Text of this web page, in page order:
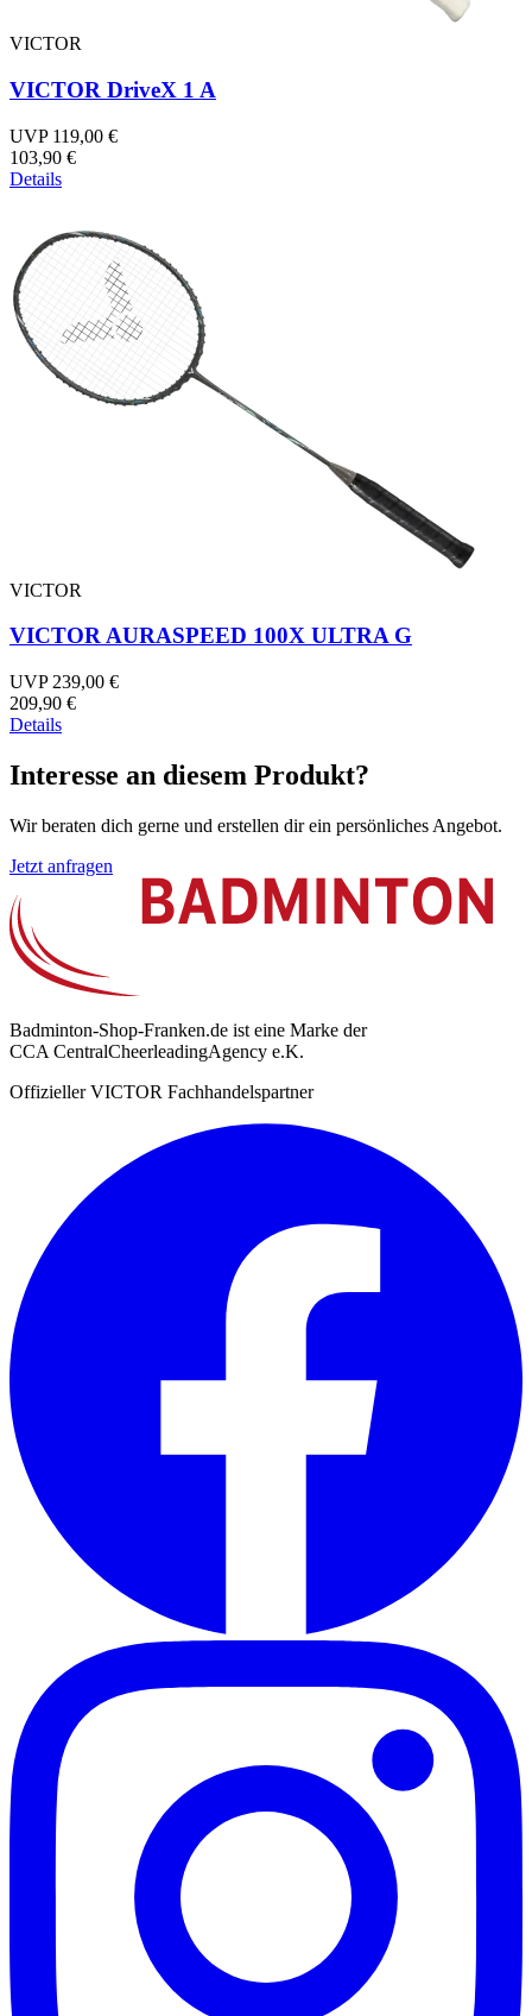
VICTOR
VICTOR DriveX 1 A
UVP 119,00 €
103,90 €
Details
VICTOR
VICTOR AURASPEED 100X ULTRA G
UVP 239,00 €
209,90 €
Details
Interesse an diesem Produkt?
Wir beraten dich gerne und erstellen dir ein persönliches Angebot.
Jetzt anfragen
Badminton-Shop-Franken.de ist eine Marke der
CCA CentralCheerleadingAgency e.K.
Offizieller VICTOR Fachhandelspartner